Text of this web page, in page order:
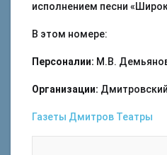
исполнением песни
В этом номере:
Персоналии: М.В.
Организации:
Газеты Дмитров Театры